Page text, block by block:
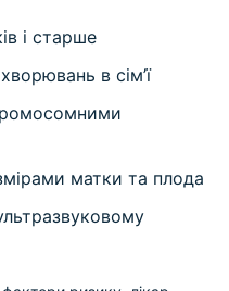
і старше
в сім’ї
матки та плода